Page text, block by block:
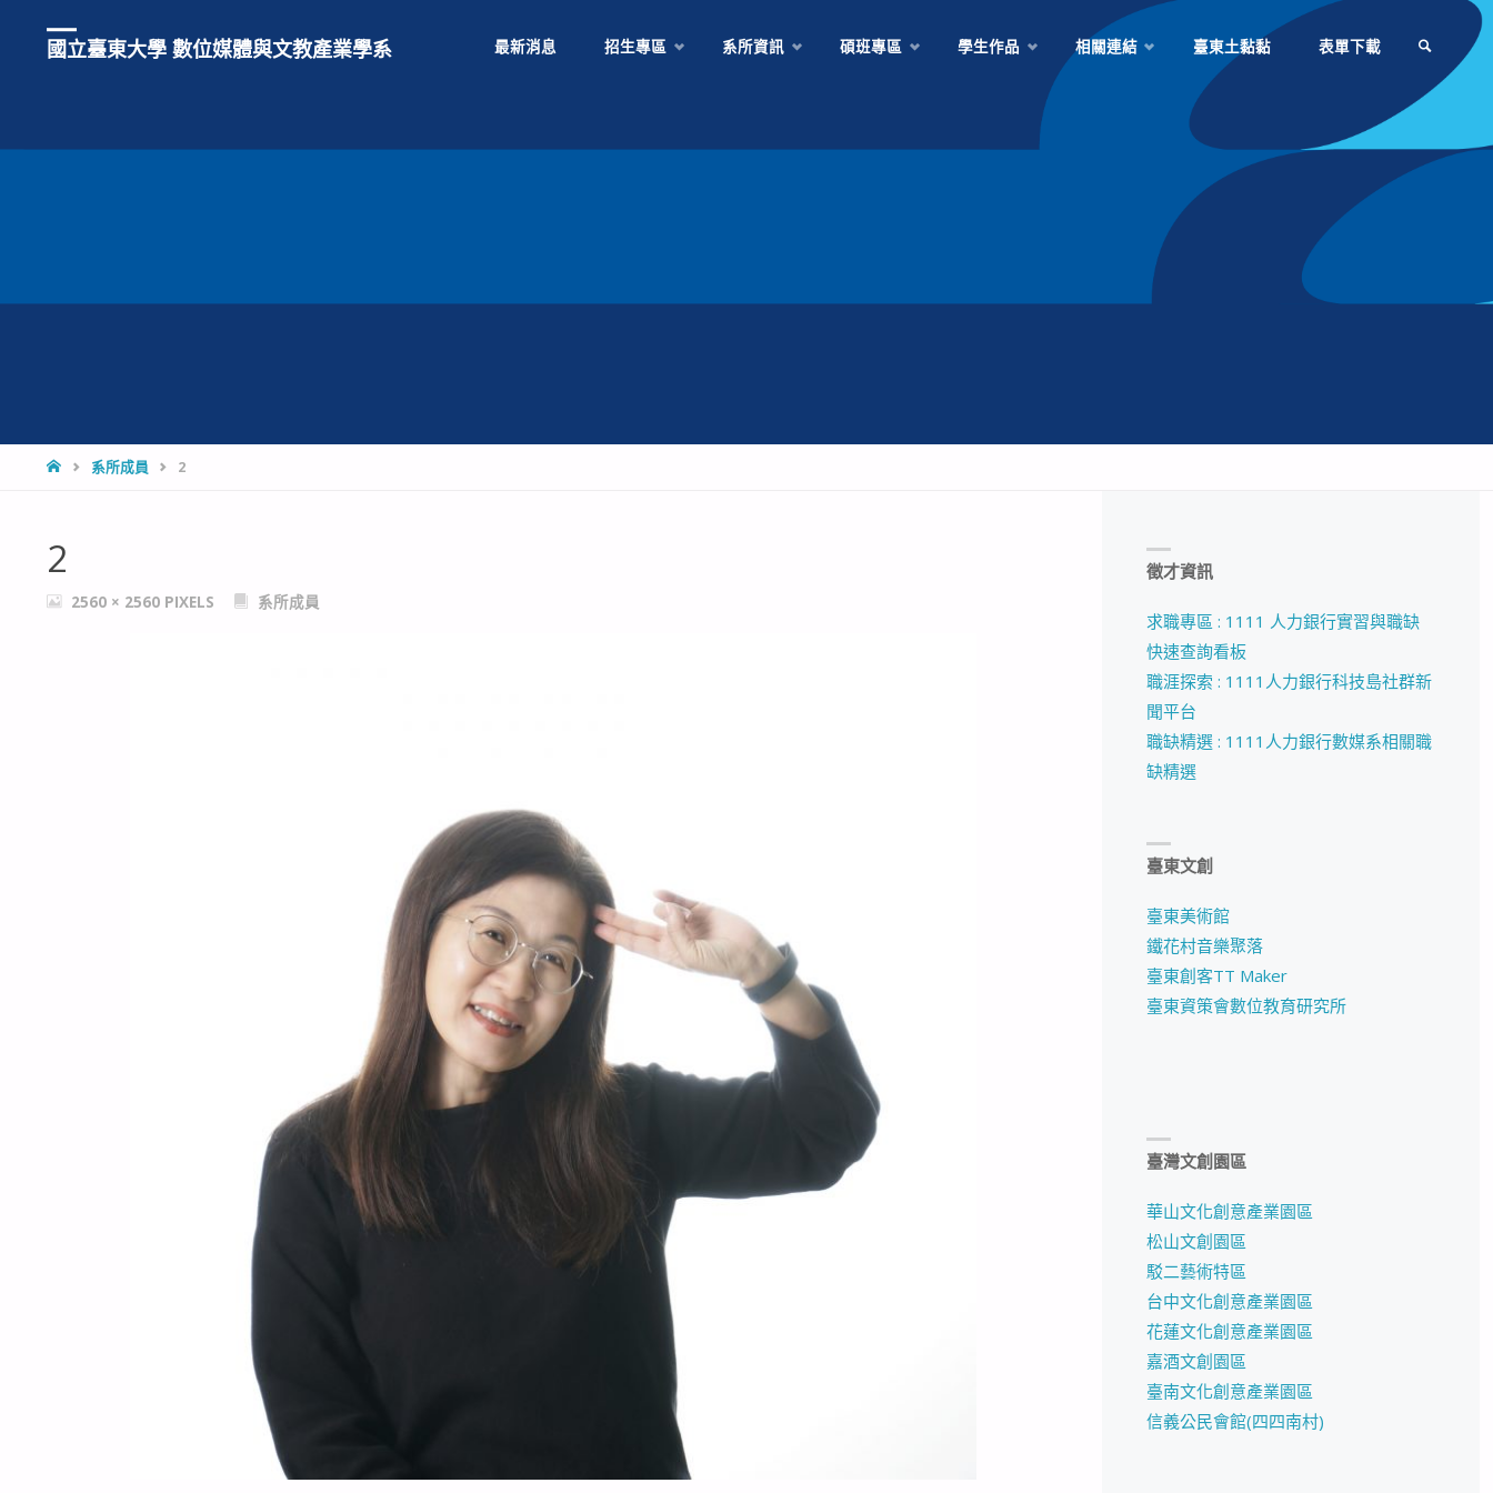
國立臺東大學 數位媒體與文教產業學系 最新消息 招生專區 系所資訊 碩班專區 學生作品 相關連結 臺東土黏黏 表單下載
HOME系所成員 2
2
FULL2560 × 2560 PIXELS 系所成員
徵才資訊
求職專區 : 1111 人力銀行實習與職缺
快速查詢看板
職涯探索 : 1111人力銀行科技島社群新
聞平台
職缺精選 : 1111人力銀行數媒系相關職
缺精選
臺東文創
臺東美術館
鐵花村音樂聚落
臺東創客TT Maker
臺東資策會數位教育研究所
臺灣文創園區
華山文化創意產業園區
松山文創園區
駁二藝術特區
台中文化創意產業園區
花蓮文化創意產業園區
嘉酒文創園區
臺南文化創意產業園區
信義公民會館(四四南村)